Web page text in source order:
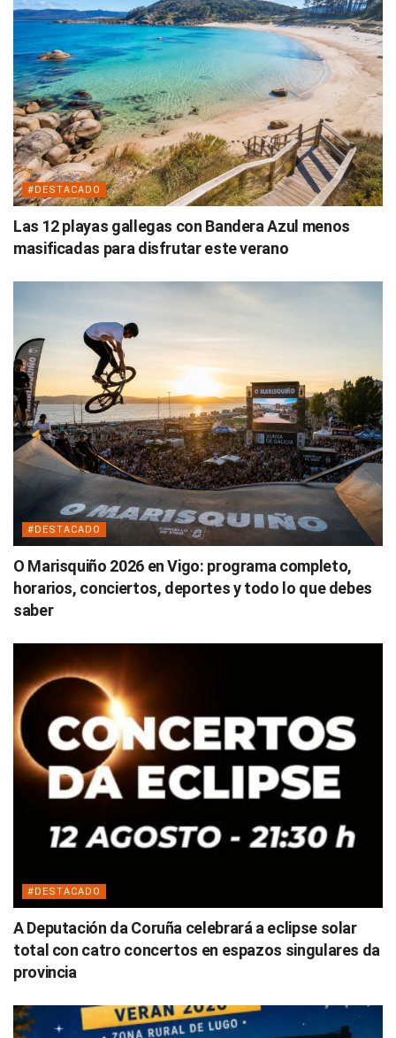
#DESTACADO
Las 12 playas gallegas con Bandera Azul menos
masificadas para disfrutar este verano
#DESTACADO
O Marisquiño 2026 en Vigo: programa completo,
horarios, conciertos, deportes y todo lo que debes
saber
#DESTACADO
A Deputación da Coruña celebrará a eclipse solar
total con catro concertos en espazos singulares da
provincia